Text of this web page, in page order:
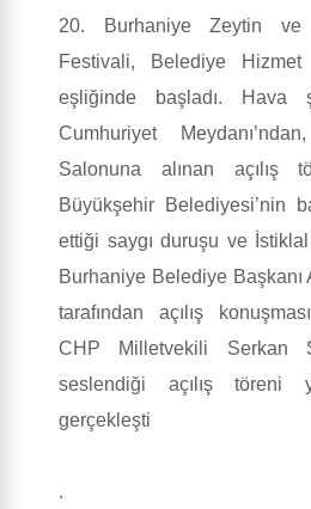
20. Burhaniye Zeytin ve
Festivali, Belediye Hizmet
eşliğinde başladı. Hava
Cumhuriyet
Salonuna alınan açılış
Büyükşehir Belediyesi’nin
ettiği saygı duruşu ve İstiklal
Burhaniye Belediye
tarafından açılış
CHP Milletvekili Serkan
seslendiği açılış töreni
gerçekleşti
.